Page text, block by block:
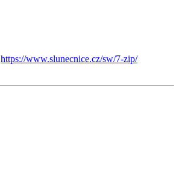
https://www.slunecnice.cz/sw/7-zip/